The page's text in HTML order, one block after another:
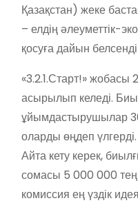
Қазақстан) жеке
– елдің әлеуметтік-
қосуға дайын
«3.2.1.Старт!» жобасы
асырылып келеді.
ұйымдастырушылар
оларды өңдеп
Айта кету керек,
сомасы 5 000 000
комиссия ең үздік